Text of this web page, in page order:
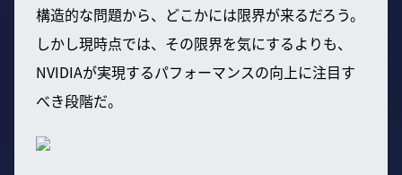
構造的な問題から、どこかには限界が来るだろう。
しかし現時点では、その限界を気にするよりも、
NVIDIAが実現するパフォーマンスの向上に注目す
べき段階だ。